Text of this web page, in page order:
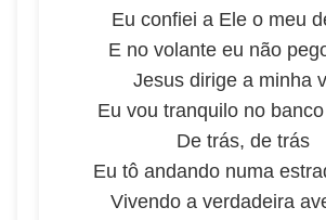
Eu confiei a Ele o meu
E no volante eu não
Jesus dirige a minha
Eu vou tranquilo no
De trás, de trás
Eu tô andando numa
Vivendo a verdadeira